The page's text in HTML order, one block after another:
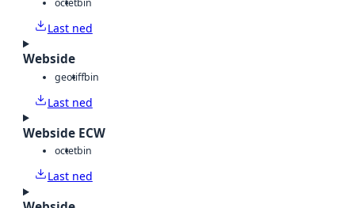
octetbin
Last ned
Webside
geotiffbin
Last ned
Webside ECW
octetbin
Last ned